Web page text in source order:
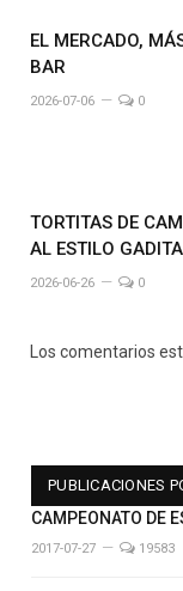
EL MERCADO,
BAR
2026-07-06 0
TORTITAS DE
AL ESTILO
2026-06-26 0
Los comentarios
PUBLICACIONES
CAMPEONATO DE
2017-07-27 19583